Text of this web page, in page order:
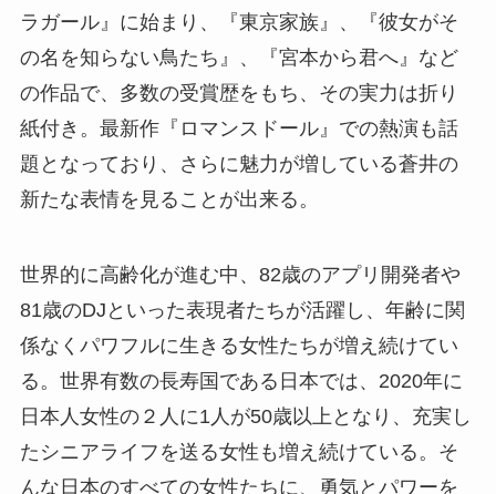
ラガール』に始まり、『東京家族』、『彼女がそ
の名を知らない鳥たち』、『宮本から君へ』など
の作品で、多数の受賞歴をもち、その実力は折り
紙付き。最新作『ロマンスドール』での熱演も話
題となっており、さらに魅力が増している蒼井の
新たな表情を見ることが出来る。
世界的に高齢化が進む中、82歳のアプリ開発者や
81歳のDJといった表現者たちが活躍し、年齢に関
係なくパワフルに生きる女性たちが増え続けてい
る。世界有数の長寿国である日本では、2020年に
日本人女性の２人に1人が50歳以上となり、充実し
たシニアライフを送る女性も増え続けている。そ
んな日本のすべての女性たちに、勇気とパワーを